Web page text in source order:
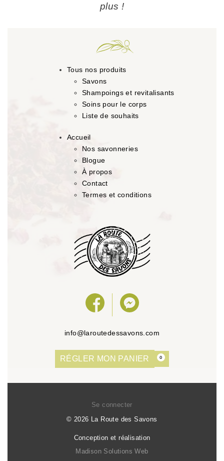
plus !
Tous nos produits
Savons
Shampoings et revitalisants
Soins pour le corps
Liste de souhaits
Accueil
Nos savonneries
Blogue
À propos
Contact
Termes et conditions
info@laroutedessavons.com
RÉGLER MON PANIER 0
© 2026 La Route des Savons
Se connecter
Conception et réalisation
Madison Solutions Web